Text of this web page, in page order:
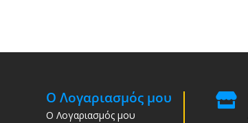
Ο Λογαριασμός μου
Ο Λογαριασμός μου
